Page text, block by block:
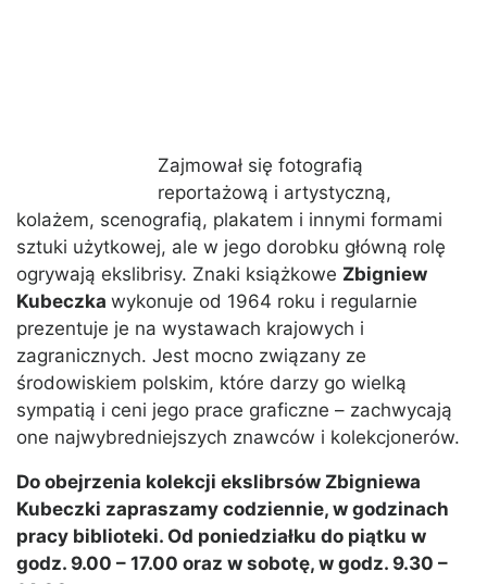
Zajmował się fotografią
reportażową i artystyczną,
kolażem, scenografią, plakatem i innymi formami
sztuki użytkowej, ale w jego dorobku główną rolę
ogrywają ekslibrisy. Znaki książkowe Zbigniew
Kubeczka wykonuje od 1964 roku i regularnie
prezentuje je na wystawach krajowych i
zagranicznych. Jest mocno związany ze
środowiskiem polskim, które darzy go wielką
sympatią i ceni jego prace graficzne – zachwycają
one najwybredniejszych znawców i kolekcjonerów.
Do obejrzenia kolekcji ekslibrsów Zbigniewa
Kubeczki zapraszamy codziennie, w godzinach
pracy biblioteki. Od poniedziałku do piątku w
godz. 9.00 – 17.00 oraz w sobotę, w godz. 9.30 –